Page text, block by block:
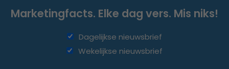
Marketingfacts. Elke dag vers. Mis niks!
Dagelijkse nieuwsbrief
Wekelijkse nieuwsbrief